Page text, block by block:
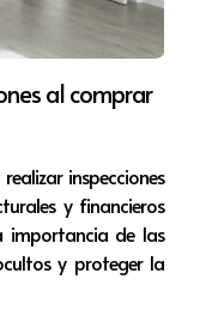
y, sobre
hagan destacar
transporte
la narración es
con el público
al comprar
inspecciones
y financieros
importancia de las
y proteger la